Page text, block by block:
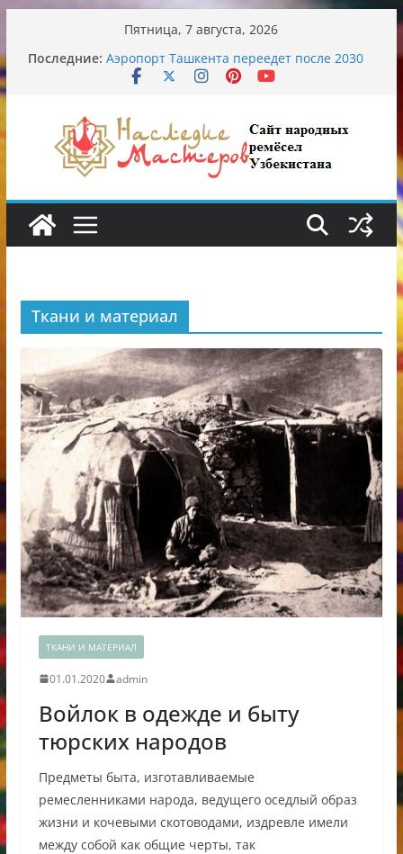
содержимому
Пятница, 7 августа, 2026
Последние: Аэропорт Ташкента переедет после 2030
года
Обрушение на одном из ключевых
перекрёстков Ташкента: перекрыт
путепровод на Буюк Ипак Йули
Узбекские традиционные узоры:
символика и происхождение
Ткани и материал
ТКАНИ И МАТЕРИАЛ
01.01.2020 admin
Войлок в одежде и быту
тюрских народов
Предметы быта, изготавливаемые
ремесленниками народа, ведущего оседлый образ
жизни и кочевыми скотоводами, издревле имели
между собой как общие черты, так